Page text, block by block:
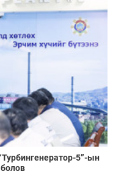
5”-ын